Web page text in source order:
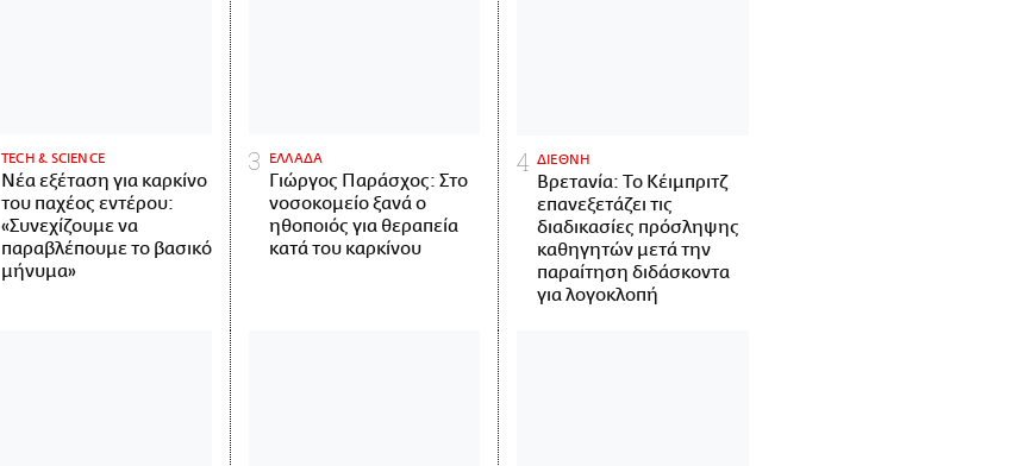
ΤECH & SCIENCE
Νέα εξέταση για καρκίνο
του παχέος εντέρου:
«Συνεχίζουμε να
παραβλέπουμε το βασικό
μήνυμα»
ΕΛΛΑΔΑ
Γιώργος Παράσχος: Στο
νοσοκομείο ξανά ο
ηθοποιός για θεραπεία
κατά του καρκίνου
ΔΙΕΘΝΗ
Βρετανία: Το Κέιμπριτζ
επανεξετάζει τις
διαδικασίες πρόσληψης
καθηγητών μετά την
παραίτηση διδάσκοντα
για λογοκλοπή